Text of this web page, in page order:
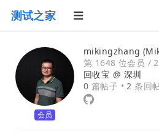
测试之家
会员
mikingzhang
第 1648 位会员 /
回收宝 @ 深圳
0 篇帖子 •2 条回